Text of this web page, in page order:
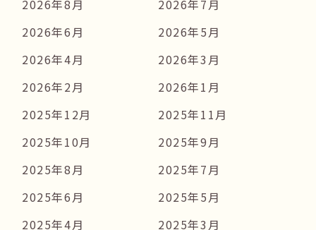
2026年8月
2026年7月
2026年6月
2026年5月
2026年4月
2026年3月
2026年2月
2026年1月
2025年12月
2025年11月
2025年10月
2025年9月
2025年8月
2025年7月
2025年6月
2025年5月
2025年4月
2025年3月